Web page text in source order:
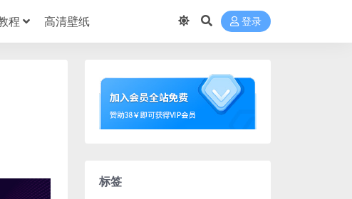
程 高清壁纸 登录
标签